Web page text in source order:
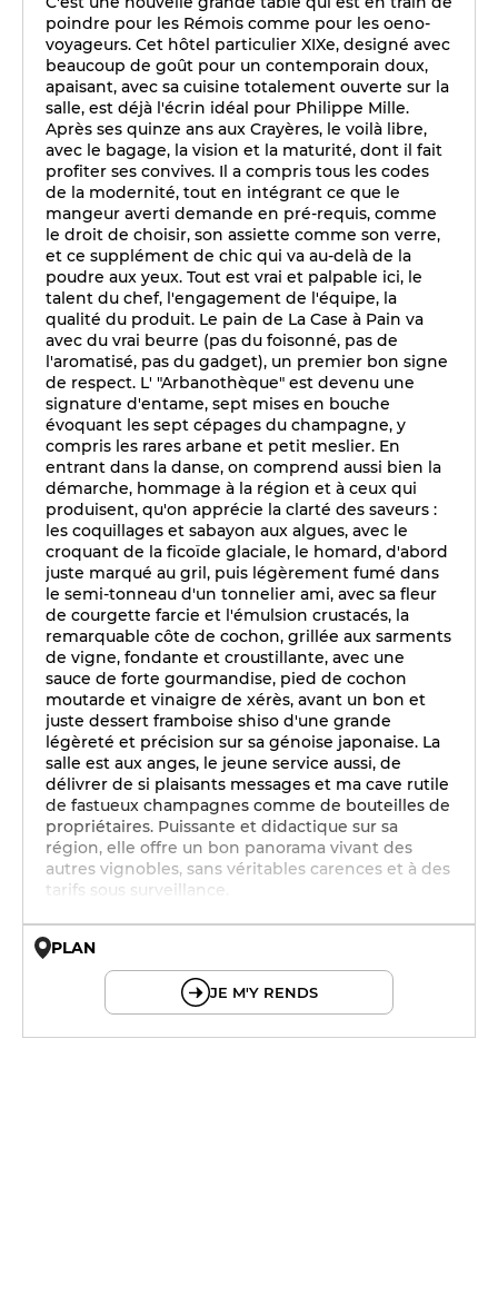
poindre pour les Rémois comme pour les oeno-
voyageurs. Cet hôtel particulier XIXe, designé avec
beaucoup de goût pour un contemporain doux,
apaisant, avec sa cuisine totalement ouverte sur la
salle, est déjà l'écrin idéal pour Philippe Mille.
Après ses quinze ans aux Crayères, le voilà libre,
avec le bagage, la vision et la maturité, dont il fait
profiter ses convives. Il a compris tous les codes
de la modernité, tout en intégrant ce que le
mangeur averti demande en pré-requis, comme
le droit de choisir, son assiette comme son verre,
et ce supplément de chic qui va au-delà de la
poudre aux yeux. Tout est vrai et palpable ici, le
talent du chef, l'engagement de l'équipe, la
qualité du produit. Le pain de La Case à Pain va
avec du vrai beurre (pas du foisonné, pas de
l'aromatisé, pas du gadget), un premier bon signe
de respect. L' "Arbanothèque" est devenu une
signature d'entame, sept mises en bouche
évoquant les sept cépages du champagne, y
compris les rares arbane et petit meslier. En
entrant dans la danse, on comprend aussi bien la
démarche, hommage à la région et à ceux qui
produisent, qu'on apprécie la clarté des saveurs :
les coquillages et sabayon aux algues, avec le
croquant de la ficoïde glaciale, le homard, d'abord
juste marqué au gril, puis légèrement fumé dans
le semi-tonneau d'un tonnelier ami, avec sa fleur
de courgette farcie et l'émulsion crustacés, la
remarquable côte de cochon, grillée aux sarments
de vigne, fondante et croustillante, avec une
sauce de forte gourmandise, pied de cochon
moutarde et vinaigre de xérès, avant un bon et
juste dessert framboise shiso d'une grande
légèreté et précision sur sa génoise japonaise. La
salle est aux anges, le jeune service aussi, de
délivrer de si plaisants messages et ma cave rutile
de fastueux champagnes comme de bouteilles de
propriétaires. Puissante et didactique sur sa
région, elle offre un bon panorama vivant des
autres vignobles, sans véritables carences et à des
tarifs sous surveillance.
PLAN
JE M'Y RENDS